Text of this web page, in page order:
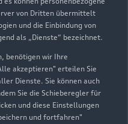
von Dritten übermittelt
und die Einbindung von
als „Dienste“ bezeichnet.
benötigen wir Ihre
akzeptieren" erteilen Sie
Dienste. Sie können auch
Sie die Schieberegler für
und diese Einstellungen
und fortfahren"